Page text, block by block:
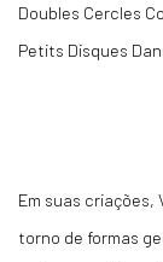
Doubles Cercles
Petits Disques
Em suas criações,
torno de formas